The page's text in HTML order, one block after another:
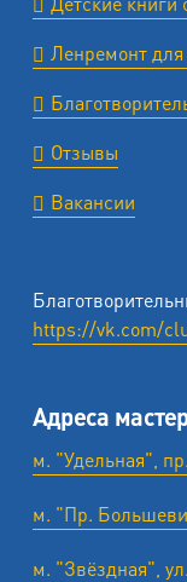
Ленремонт для
Отзывы
Вакансии
https://vk.com/
Адреса
м. "Удельная",
м. "Пр.
м. "Звёздная",